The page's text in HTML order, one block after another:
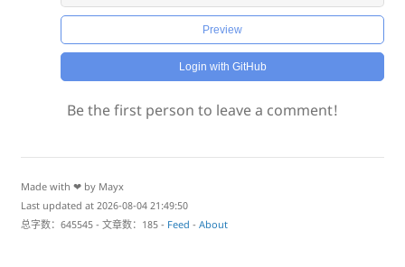
Preview
Login with GitHub
Be the first person to leave a comment!
Made with ❤ by Mayx
Last updated at 2026-08-04 21:49:50
总字数：645545 - 文章数：185 - Feed - About